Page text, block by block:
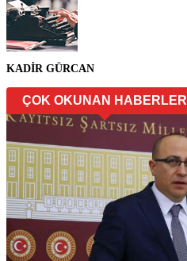
KADİR GÜRCAN
ÇOK OKUNAN HABERLER